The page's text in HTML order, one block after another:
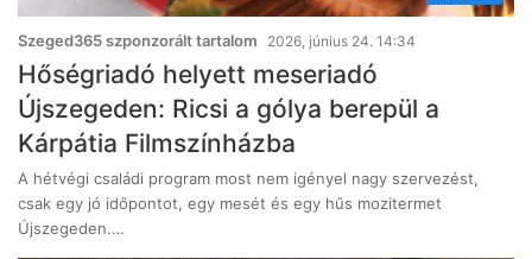
Szeged365 szponzorált tartalom 2026, június 24. 14:34
Hőségriadó helyett meseriadó
Újszegeden: Ricsi a gólya berepül a
Kárpátia Filmszínházba
A hétvégi családi program most nem igényel nagy szervezést,
csak egy jó időpontot, egy mesét és egy hűs mozitermet
Újszegeden.…